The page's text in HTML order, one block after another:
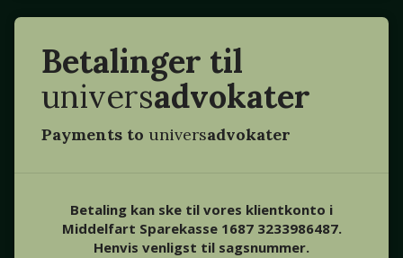
Betalinger til
universadvokater
Payments to universadvokater
Betaling kan ske til vores klientkonto i
Middelfart Sparekasse 1687 3233986487.
Henvis venligst til sagsnummer.